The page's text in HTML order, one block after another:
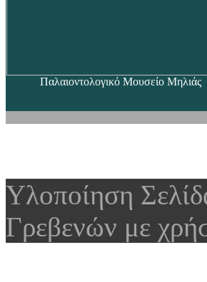
Παλαιοντολογικό Μουσείο Μηλιάς
Υλοποίηση
Γρεβενών με